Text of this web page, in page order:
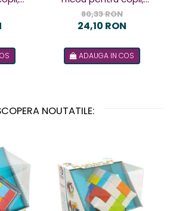
design Terorista
80,33 RON
24,10 RON
ADAUGA IN COS
NOUTATILE: